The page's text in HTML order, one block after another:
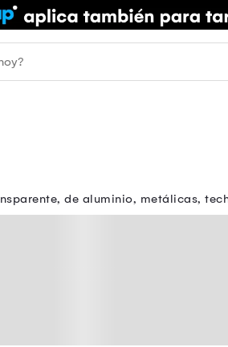
de aluminio, metálicas,